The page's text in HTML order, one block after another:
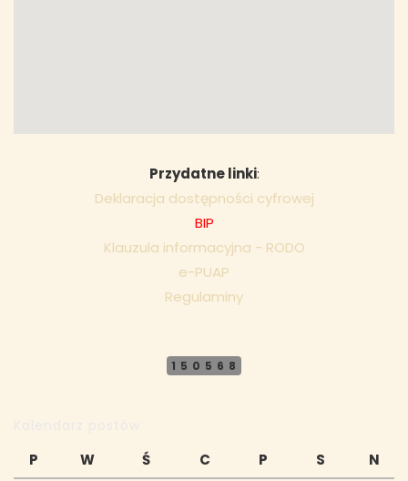
Przydatne linki:
Deklaracja dostępności cyfrowej
BIP
Klauzula informacyjna - RODO
e-PUAP
Regulaminy
150568
P W Ś C P S N